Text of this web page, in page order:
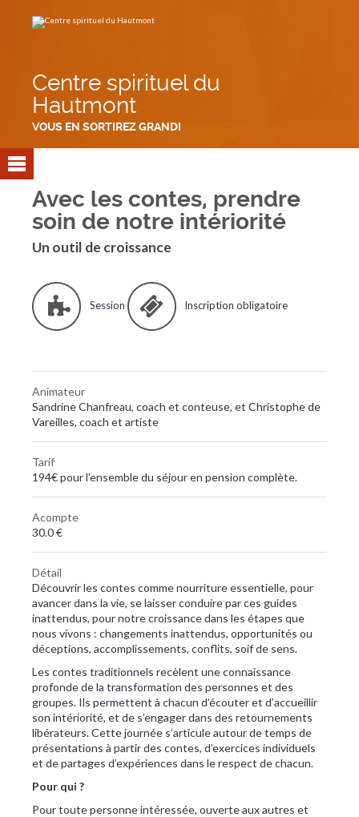
contenu.
Centre spirituel du
Hautmont
VOUS EN SORTIREZ GRANDI
Avec les contes, prendre
soin de notre intériorité
Un outil de croissance
Session Inscription obligatoire
Animateur
Sandrine Chanfreau, coach et conteuse, et Christophe de
Vareilles, coach et artiste
Tarif
194€ pour l'ensemble du séjour en pension complète.
Acompte
30.0 €
Détail
Découvrir les contes comme nourriture essentielle, pour
avancer dans la vie, se laisser conduire par ces guides
inattendus, pour notre croissance dans les étapes que
nous vivons : changements inattendus, opportunités ou
déceptions, accomplissements, conflits, soif de sens.
Les contes traditionnels recèlent une connaissance
profonde de la transformation des personnes et des
groupes. Ils permettent à chacun d’écouter et d’accueillir
son intériorité, et de s’engager dans des retournements
libérateurs. Cette journée s’articule autour de temps de
présentations à partir des contes, d’exercices individuels
et de partages d’expériences dans le respect de chacun.
Pour qui ?
Pour toute personne intéressée, ouverte aux autres et